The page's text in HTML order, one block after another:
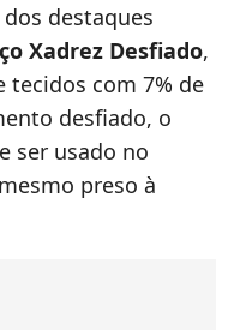
destaques
Xadrez Desfiado,
tecidos com 7% de
desfiado, o
ser usado no
preso à